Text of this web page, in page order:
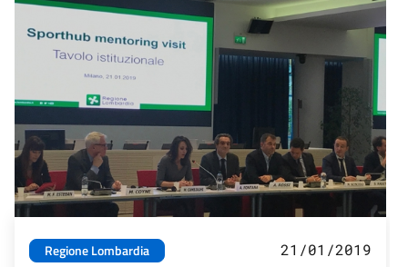
Regione Lombardia
21/01/2019